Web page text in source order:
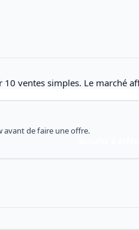
ventes simples. Le marché
avant de faire une offre.